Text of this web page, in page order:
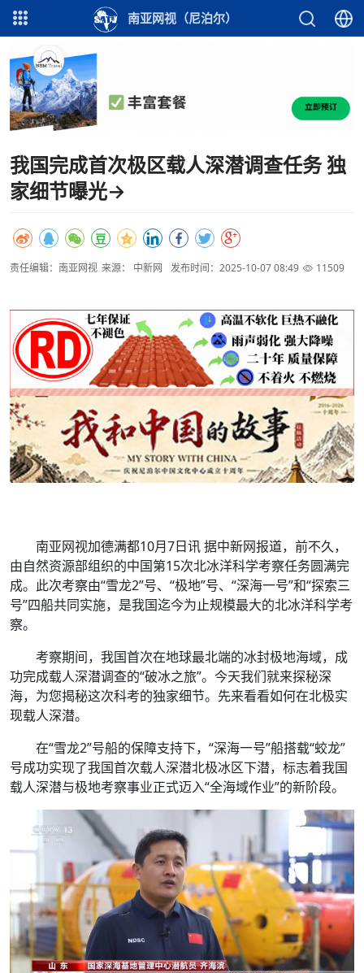
南亚网视（尼泊尔）
我国完成首次极区载人深潜调查任务 独
家细节曝光→
责任编辑：南亚网视 来源： 中新网 发布时间：2025-10-07 08:49 11509
南亚网视加德满都10月7日讯 据中新网报道，前不久，
由自然资源部组织的中国第15次北冰洋科学考察任务圆满完
成。此次考察由“雪龙2”号、“极地”号、“深海一号”和“探索三
号”四船共同实施，是我国迄今为止规模最大的北冰洋科学考
察。
考察期间，我国首次在地球最北端的冰封极地海域，成
功完成载人深潜调查的“破冰之旅”。今天我们就来探秘深
海，为您揭秘这次科考的独家细节。先来看看如何在北极实
现载人深潜。
在“雪龙2”号船的保障支持下，“深海一号”船搭载“蛟龙”
号成功实现了我国首次载人深潜北极冰区下潜，标志着我国
载人深潜与极地考察事业正式迈入“全海域作业”的新阶段。